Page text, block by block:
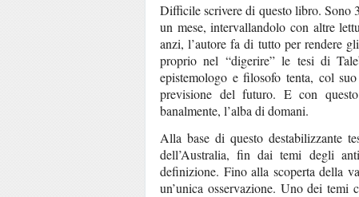
Difficile scrivere di questo libro. Sono
un mese, intervallandolo con altre
anzi, l’autore fa di tutto per rendere
proprio nel “digerire” le tesi di
epistemologo e filosofo tenta, col
previsione del futuro. E con
banalmente, l’alba di domani.
Alla base di questo destabilizzante
dell’Australia, fin dai temi degli
definizione. Fino alla scoperta della
un’unica osservazione. Uno dei